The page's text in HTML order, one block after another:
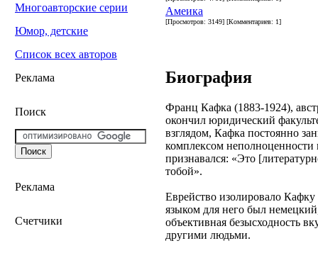
Многоавторские серии
Юмор, детские
Список всех авторов
Реклама
Поиск
Реклама
Счетчики
Амеика
[Просмотров: 3149] [Комментариев: 1]
Биография
Франц Кафка (1883-1924),
окончил юридический
взглядом, Кафка постоянно
комплексом
признавался: «Это
тобой».
Еврейство изолировало
языком для него был
объективная безысходность
другими людьми.